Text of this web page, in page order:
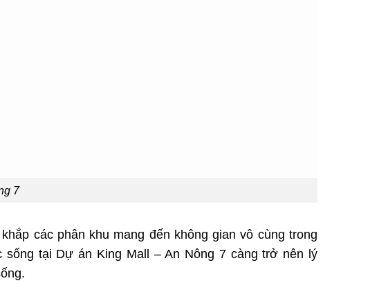
7
các phân khu mang đến không gian vô cùng trong
sống tại Dự án King Mall – An Nông 7càng trở nên lý